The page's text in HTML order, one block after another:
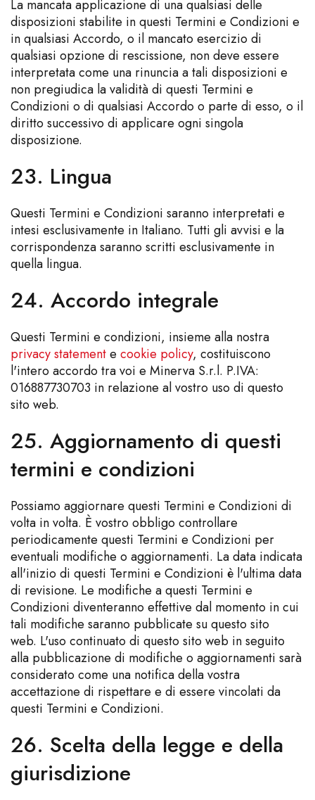
La mancata applicazione di una qualsiasi delle
disposizioni stabilite in questi Termini e Condizioni e
in qualsiasi Accordo, o il mancato esercizio di
qualsiasi opzione di rescissione, non deve essere
interpretata come una rinuncia a tali disposizioni e
non pregiudica la validità di questi Termini e
Condizioni o di qualsiasi Accordo o parte di esso, o il
diritto successivo di applicare ogni singola
disposizione.
23. Lingua
Questi Termini e Condizioni saranno interpretati e
intesi esclusivamente in Italiano. Tutti gli avvisi e la
corrispondenza saranno scritti esclusivamente in
quella lingua.
24. Accordo integrale
Questi Termini e condizioni, insieme alla nostra
privacy statemente cookie policy, costituiscono
l'intero accordo tra voi e Minerva S.r.l. P.IVA:
016887730703 in relazione al vostro uso di questo
sito web.
25. Aggiornamento di questi
termini e condizioni
Possiamo aggiornare questi Termini e Condizioni di
volta in volta. È vostro obbligo controllare
periodicamente questi Termini e Condizioni per
eventuali modifiche o aggiornamenti. La data indicata
all'inizio di questi Termini e Condizioni è l'ultima data
di revisione. Le modifiche a questi Termini e
Condizioni diventeranno effettive dal momento in cui
tali modifiche saranno pubblicate su questo sito
web. L'uso continuato di questo sito web in seguito
alla pubblicazione di modifiche o aggiornamenti sarà
considerato come una notifica della vostra
accettazione di rispettare e di essere vincolati da
questi Termini e Condizioni.
26. Scelta della legge e della
giurisdizione